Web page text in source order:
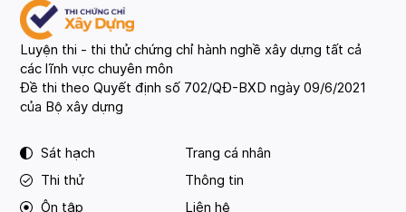
Luyện thi - thi thử chứng chỉ hành nghề xây dựng tất cả
các lĩnh vực chuyên môn
Đề thi theo Quyết định số 702/QĐ-BXD ngày 09/6/2021
của Bộ xây dựng
Sát hạch
Thi thử
Ôn tập
Trang cá nhân
Thông tin
Liên hệ